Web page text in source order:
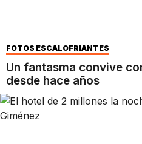
FOTOS ESCALOFRIANTES
Un fantasma convive
desde hace años